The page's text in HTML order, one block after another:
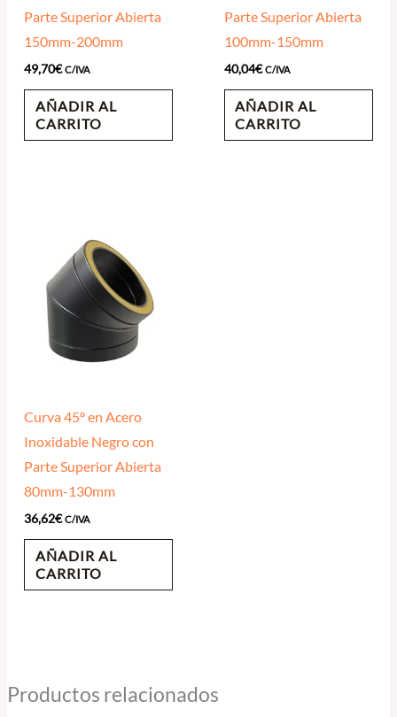
Parte Superior Abierta
150mm-200mm
49,70€ C/IVA
AÑADIR AL
CARRITO
Parte Superior Abierta
100mm-150mm
40,04€ C/IVA
AÑADIR AL
CARRITO
Curva 45º en Acero
Inoxidable Negro con
Parte Superior Abierta
80mm-130mm
36,62€ C/IVA
AÑADIR AL
CARRITO
Productos relacionados